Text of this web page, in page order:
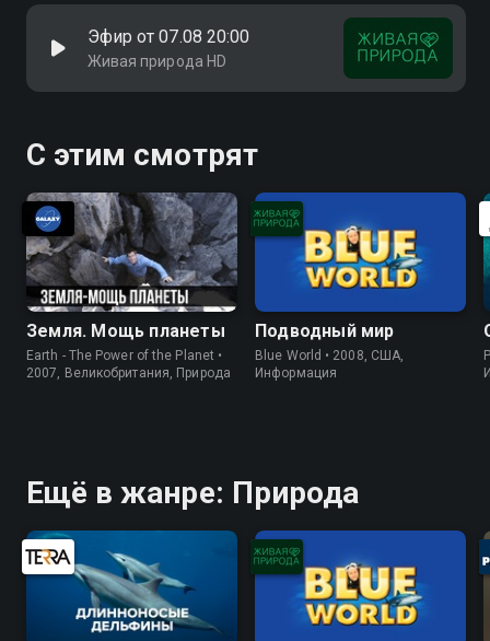
Эфир от 07.08 20:00
Живая природа HD
С этим смотрят
Земля. Мощь планеты
Earth - The Power of the Planet •
2007, Великобритания, Природа
Подводный мир
Blue World • 2008, США,
Информация
Ещё в жанре: Природа